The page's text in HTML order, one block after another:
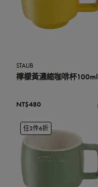
STAUB
檸檬黃濃縮咖啡杯100ml
NT$480
任3件6折